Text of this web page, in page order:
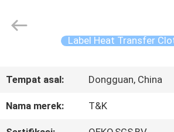
PRODUK
Garment
Accessories
Label Heat Transfer
Tempat asal: Dongguan, China
Nama merek: T&K